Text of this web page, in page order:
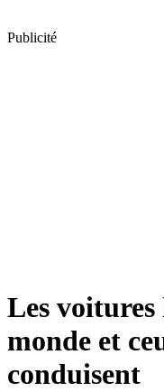
Publicité
Les voitures
monde et
conduisent